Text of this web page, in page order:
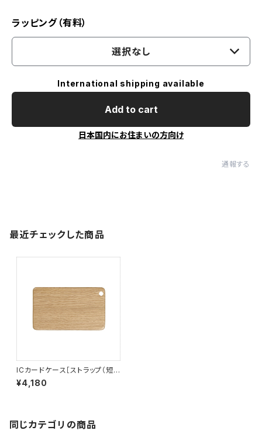
ラッピング（有料）
選択なし
International shipping available
Add to cart
日本国内にお住まいの方向け
通報する
最近チェックした商品
ICカードケース［ストラップ（短）
付き］ナラ［IC-1N］
¥4,180
同じカテゴリの商品